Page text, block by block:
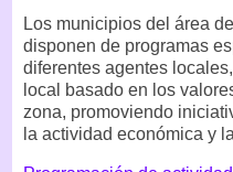
Los municipios del área
disponen de programas
diferentes agentes
local basado en los
zona, promoviendo
la actividad económica y